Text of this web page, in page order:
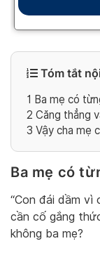
Tóm tắt
1 Ba mẹ có
2 Căng thẳng
3 Vậy cha mẹ
Ba mẹ có
“Con đái dầm vì
cần cố gắng
không ba mẹ?